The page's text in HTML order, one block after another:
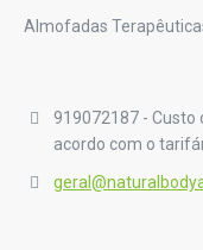
Almofadas
919072187 - Custo
acordo com o